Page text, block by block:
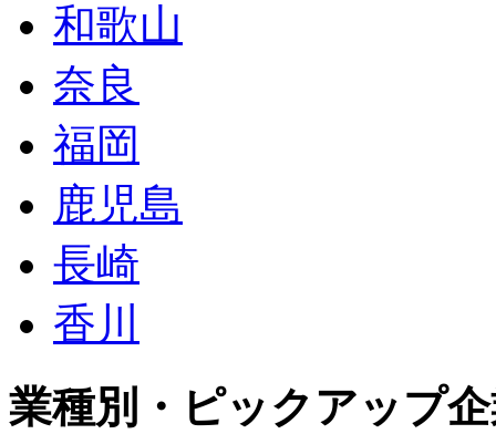
和歌山
奈良
福岡
鹿児島
長崎
香川
業種別・ピックアップ